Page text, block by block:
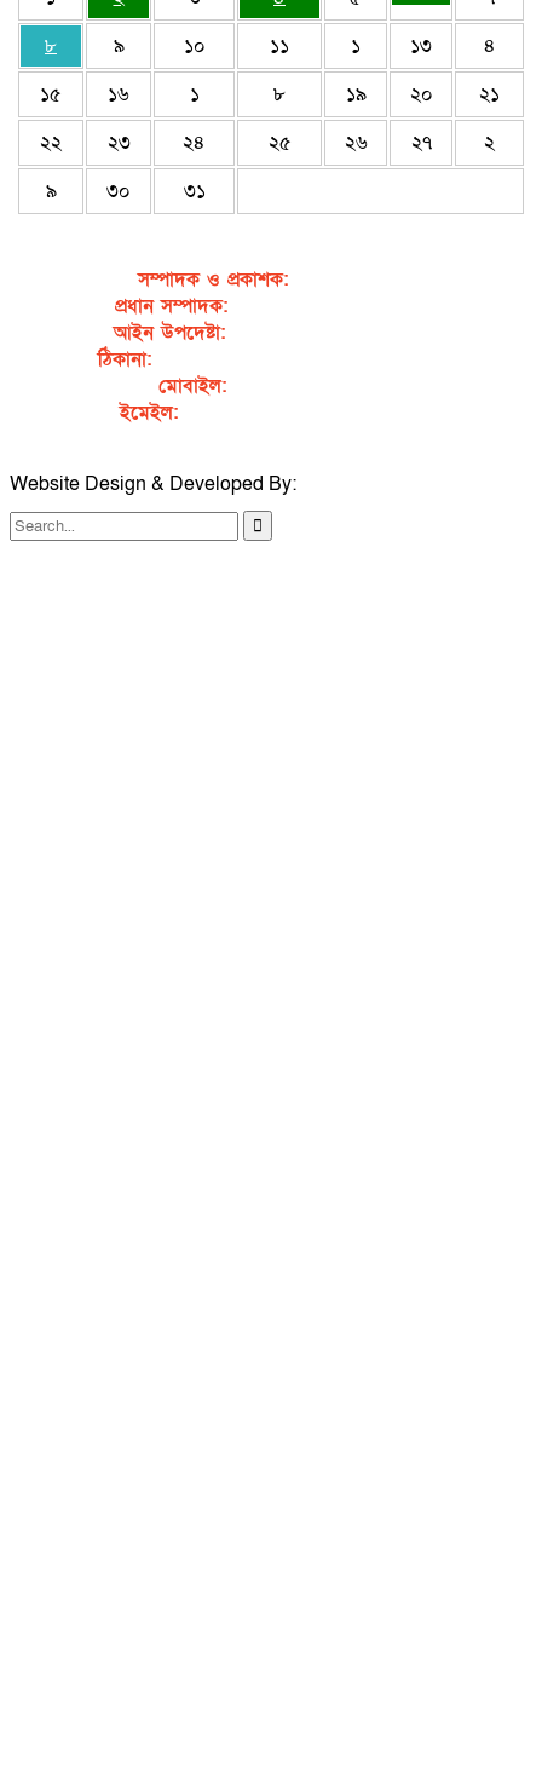
৮
৯ ১০ ১১ ১ ১৩
৪
১৫
১৬ ১ ৮ ১৯ ২০
২১
২২
২৩ ২৪ ২৫ ২৬ ২৭
২
৯
৩০ ৩১
সম্পাদক ও প্রকাশক:জেবুন্নেছা জেসি
প্রধান সম্পাদক:
আইন উপদেষ্টা:এডভোকেট নাসরিন আক্তার
ঠিকানা:গর্জনখোলা, চকবাজার, কুমিল্লা – ৩৫০০
মোবাইল:
ইমেইল:sahabibcomilla@gmail.com
Website Design & Developed By: